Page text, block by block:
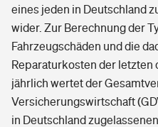
eines jeden in Deutschland
wider. Zur Berechnung der
Fahrzeugschäden und die
Reparaturkosten der letzten
jährlich wertet der
Versicherungswirtschaft
in Deutschland